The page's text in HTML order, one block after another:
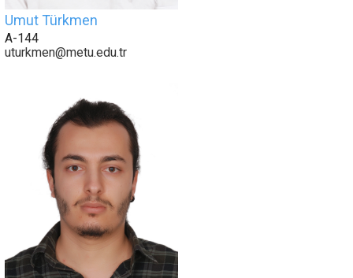
Umut Türkmen
A-144
uturkmen@metu.edu.tr